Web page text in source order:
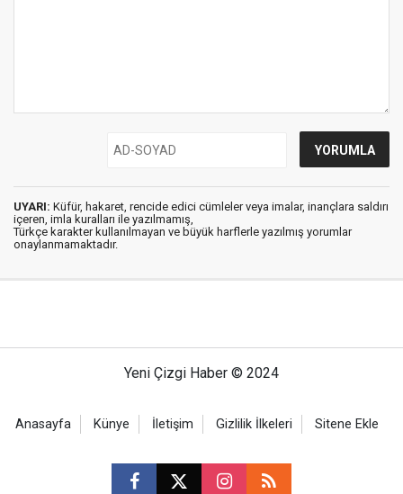
UYARI: Küfür, hakaret, rencide edici cümleler veya imalar, inançlara saldırı
içeren, imla kuralları ile yazılmamış,
Türkçe karakter kullanılmayan ve büyük harflerle yazılmış yorumlar
onaylanmamaktadır.
Yeni Çizgi Haber © 2024
Anasayfa Künye İletişim Gizlilik İlkeleri Sitene Ekle